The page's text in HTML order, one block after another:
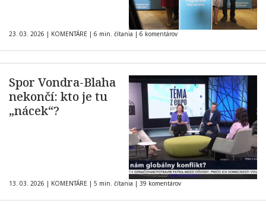
23. 03. 2026 | KOMENTÁRE | 6 min. čítania | 6 komentárov
Spor Vondra-Blaha
nekončí: kto je tu
„nácek“?
13. 03. 2026 | KOMENTÁRE | 5 min. čítania | 39 komentárov